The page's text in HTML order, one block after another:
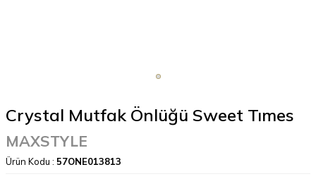
Crystal Mutfak Önlüğü Sweet Tımes
MAXSTYLE
Ürün Kodu : 57ONE013813